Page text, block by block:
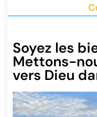
Soyez les
Mettons-
vers Dieu